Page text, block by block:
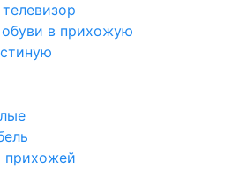
в прихожую
прихожей